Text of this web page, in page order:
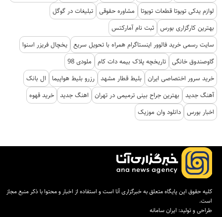
لوازم یدکی تویوتا قطعات تویوتا
مشاوره حقوقی تبلیغات در گوگل
بهترین کارگزاری بورس ثبت نام آمارکتس
سایت رسمی خرید فالوور اینستاگرام همراه با تحویل سریع یخچال فریزر اسنوا
گاوصندوق خانگی تاریخچه پلاک بیمه دات کام
ملودی 98
خرید سرور اختصاصی ایران
بلیط قطار مشهد رزرو بلیط هواپیما
ال بانک
آهنگ جدید
بهترین جراح بینی ترمیمی در تهران اهنگ جدید خرید قهوه
اخبار بورس دانلود وان موزیک
کلیه حقوق این پایگاه متعلق به خبرگزاری آنا است و استفاده از اخبار و محتوا با ذکر منبع مجاز
است.
طراحی و تولید: ایران سامانه